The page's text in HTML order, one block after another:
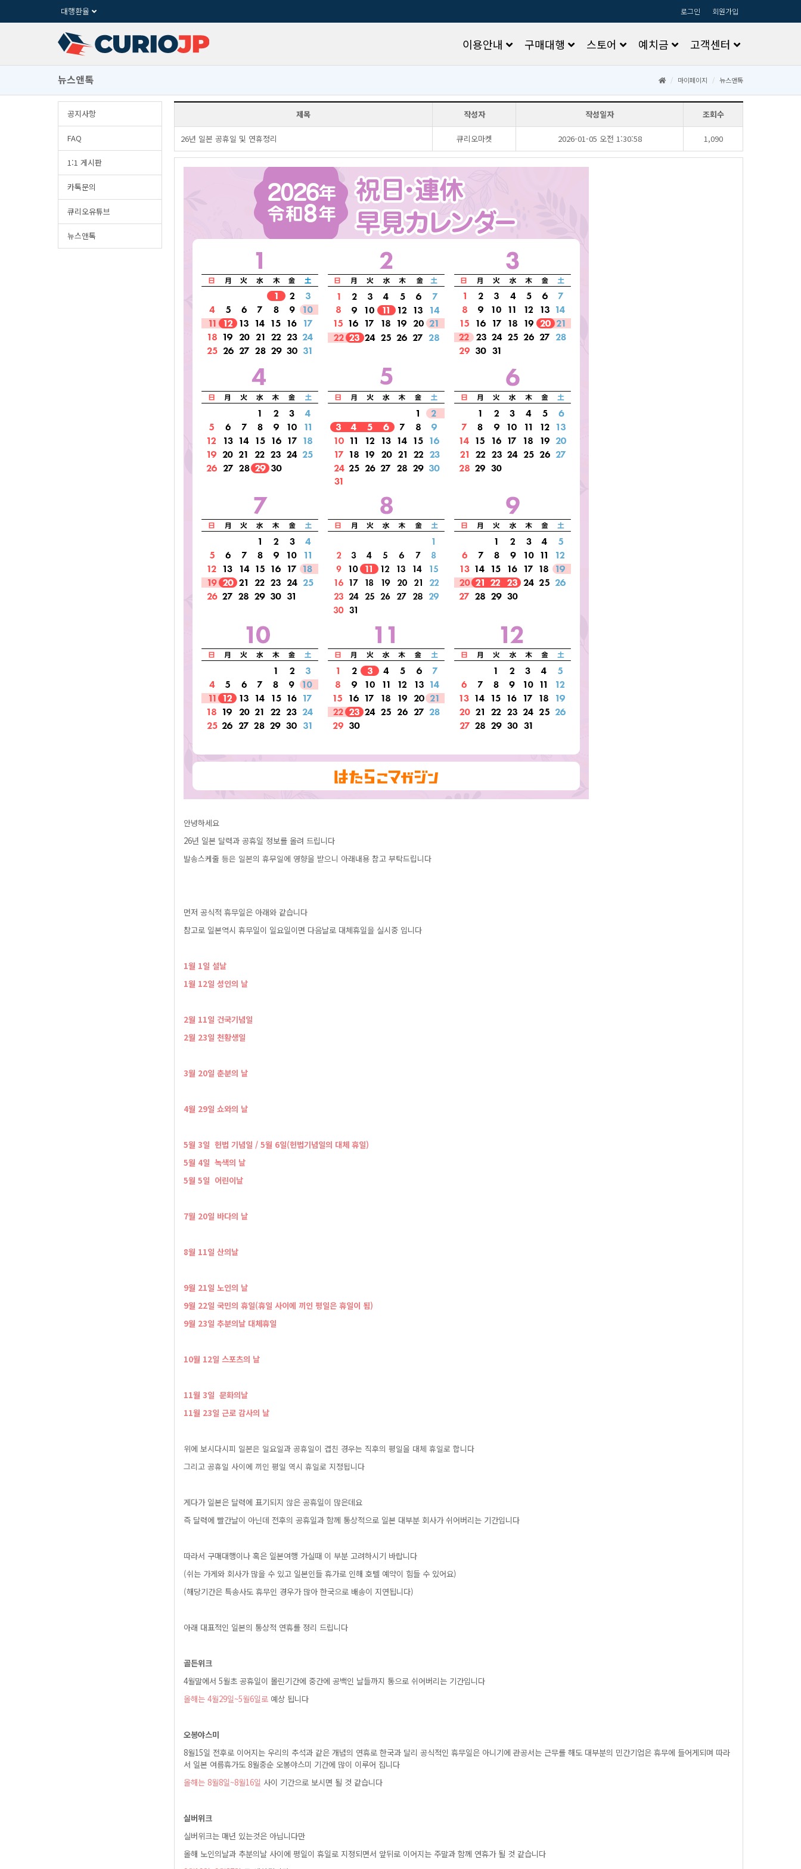
대행환율 로그인 회원가입
이용안내 구매대행 스토어 예치금 고객센터
뉴스앤톡 마이페이지 뉴스앤톡
공지사항
FAQ
1:1게시판
카톡문의
큐리오유튜브
뉴스앤톡
제목 작성자 작성일자 조회수
26년일본공휴일및연휴정리 큐리오마켓 2026-01-05오전1:30:58 1,090
안녕하세요
26년일본달력과공휴일정보를올려드립니다
발송스케줄등은일본의휴무일에영향을받으니아래내용참고부탁드립니다
먼저공식적휴무일은아래와같습니다
참고로일본역시휴무일이일요일이면다음날로대체휴일을실시중입니다
1월1일설날
1월12일성인의날
​2월11일건국기념일
2월23일천황생일
​3월20일춘분의날
​4월29일쇼와의날
​5월3일헌법기념일/5월6일(헌법기념일의대체휴일)
5월4일녹색의날
5월5일어린이날
​7월20일바다의날
​8월11일산의날
​9월21일노인의날
9월22일국민의휴일(휴일사이에끼인평일은휴일이됨)
9월23일추분의날대체휴일
​10월12일스포츠의날
​11월3일문화의날
11월23일근로감사의날
위에보시다시피일본은일요일과공휴일이겹친경우는직후의평일을대체휴일로합니다
그리고공휴일사이에끼인평일역시휴일로지정됩니다
게다가일본은달력에표기되지않은공휴일이많은데요
즉달력에빨간날이아닌데전후의공휴일과함께통상적으로일본대부분회사가쉬어버리는기간입니다
따라서구매대행이나혹은일본여행가실때이부분고려하시기바랍니다
(쉬는가게와회사가많을수있고일본인들휴가로인해호텔예약이힘들수있어요)
(해당기간은특송사도휴무인경우가많아한국으로배송이지연됩니다)
아래대표적인일본의통상적연휴를정리드립니다
골든위크
4월말에서5월초공휴일이몰린기간에중간에공백인날들까지통으로쉬어버리는기간입니다
올해는4월29일~5월6일로 예상됩니다
오봉야스미
8월15일전후로이어지는우리의추석과같은개념의연휴로한국과달리공식적인휴무일은아니기에관공서는근무를해도대부분의민간기업은휴무에들어게되며따라
서일본여름휴가도8월중순오봉야스미기간에많이이루어집니다
올해는8월8일~8월16일 사이기간으로보시면될것같습니다
실버위크
실버위크는매년있는것은아닙니다만
올해노인의날과추분의날사이에평일이휴일로지정되면서앞뒤로이어지는주말과함께연휴가될것같습니다